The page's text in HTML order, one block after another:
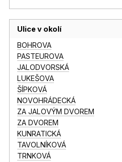
Ulice v okolí
BOHROVA
PASTEUROVA
JALODVORSKÁ
LUKEŠOVA
ŠÍPKOVÁ
NOVOHRÁDECKÁ
ZA JALOVÝM DVOREM
ZA DVOREM
KUNRATICKÁ
TAVOLNÍKOVÁ
TRNKOVÁ